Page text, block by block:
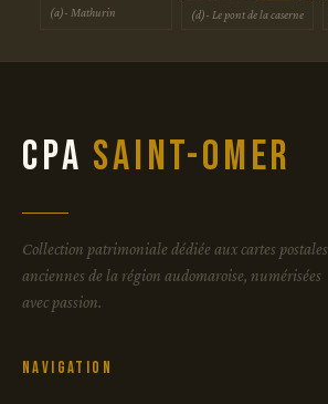
(a)- Mathurin (d)- Le pont de la caserne
CPA Saint-Omer
Collection patrimoniale dédiée aux cartes postales
anciennes de la région audomaroise, numérisées
avec passion.
Navigation